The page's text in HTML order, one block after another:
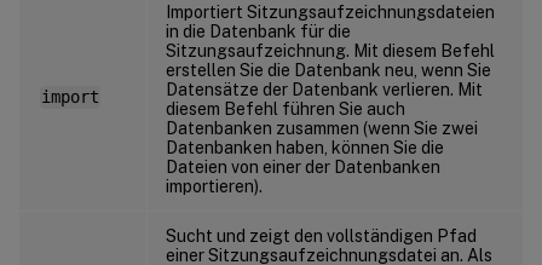
import
Importiert Sitzungsaufzeichnungsdateien
in die Datenbank für die
Sitzungsaufzeichnung. Mit diesem Befehl
erstellen Sie die Datenbank neu, wenn Sie
Datensätze der Datenbank verlieren. Mit
diesem Befehl führen Sie auch
Datenbanken zusammen (wenn Sie zwei
Datenbanken haben, können Sie die
Dateien von einer der Datenbanken
importieren).
Sucht und zeigt den vollständigen Pfad
einer Sitzungsaufzeichnungsdatei an. Als